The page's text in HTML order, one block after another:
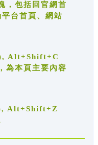
，包括回官網首
台首頁、網站
Alt+Shift+C
為本頁主要內容
Alt+Shift+Z